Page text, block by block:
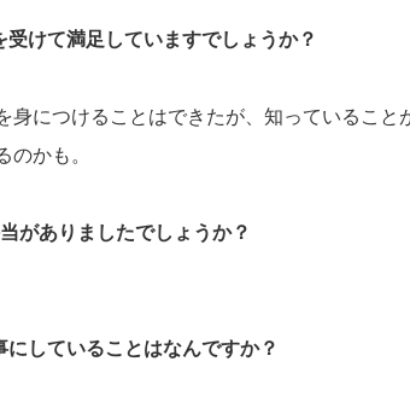
けて満足していますでしょうか？
身につけることはできたが、知っていること
かも。
がありましたでしょうか？
していることはなんですか？